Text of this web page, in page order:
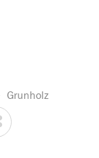
Grunholz